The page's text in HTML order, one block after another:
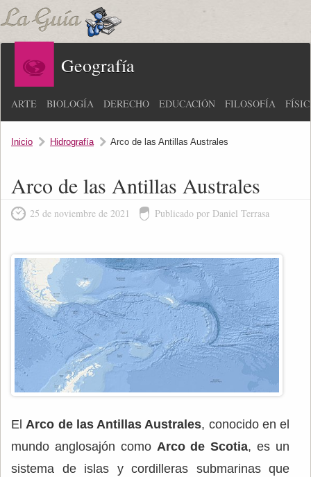
Geografía
ARTE BIOLOGÍA DERECHO EDUCACIÓN FILOSOFÍA
Inicio Hidrografía Arco de las Antillas Australes
Arco de las Antillas Australes
25 de noviembre de 2021 Publicado por Daniel Terrasa
El Arco de las Antillas Australes, conocido en el
mundo anglosajón como Arco de Scotia, es un
sistema de islas y cordilleras submarinas que